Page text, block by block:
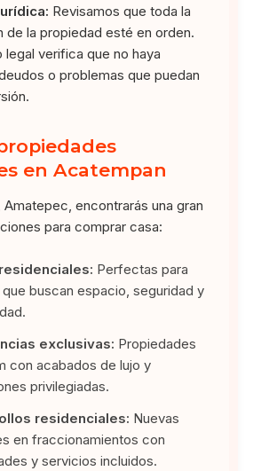
Revisamos que toda la
de la propiedad esté en orden.
legal verifica que no haya
o problemas que puedan
en Acatempan
Amatepec, encontrarás una gran
para comprar casa:
Perfectas para
buscan espacio, seguridad y
exclusivas: Propiedades
con acabados de lujo y
privilegiadas.
residenciales: Nuevas
en fraccionamientos con
y servicios incluidos.